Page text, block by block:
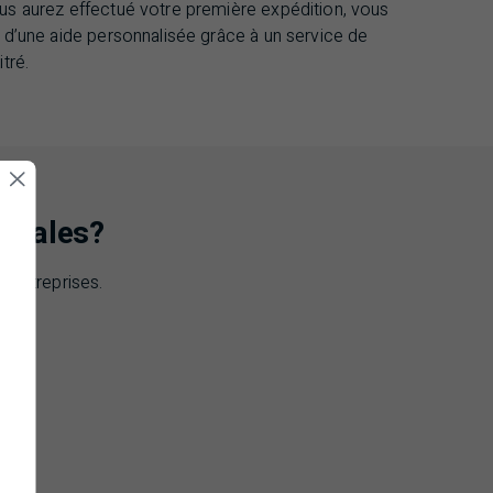
aurez effectué votre première expédition, vous
aide personnalisée grâce à un service de
entreprises.